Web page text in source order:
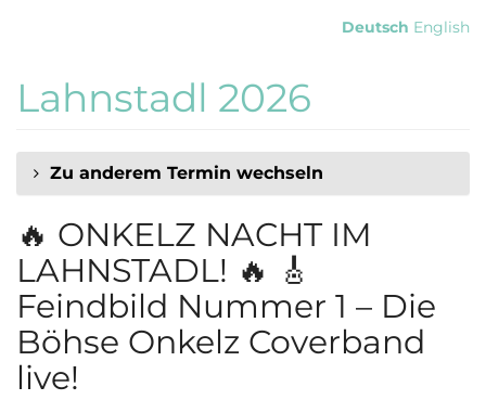
springen
Deutsch English
Lahnstadl 2026
Zu anderem Termin wechseln
🔥 ONKELZ NACHT IM
LAHNSTADL! 🔥 🎸
Feindbild Nummer 1 – Die
Böhse Onkelz Coverband
live!